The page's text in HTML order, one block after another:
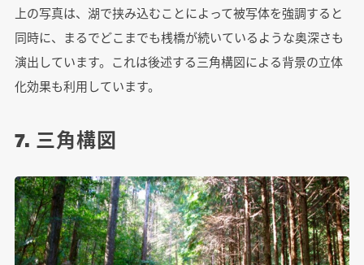
上の写真は、湖で挟み込むことによって被写体を強調すると
同時に、まるでどこまでも桟橋が続いているような奥深さも
演出しています。これは後述する三角構図による背景の立体
化効果も利用しています。
7. 三角構図